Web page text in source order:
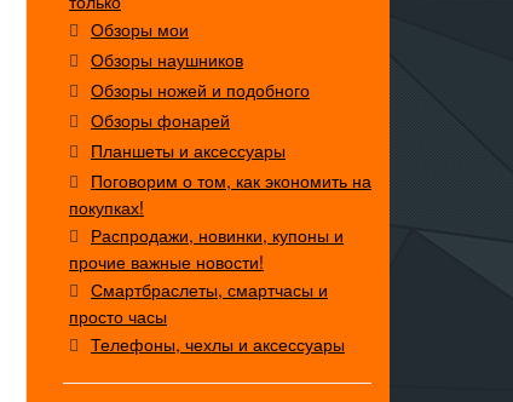
Обзоры мои
Обзоры наушников
Обзоры ножей и подобного
Обзоры фонарей
Планшеты и аксессуары
Поговорим о том, как экономить на
покупках!
Распродажи, новинки, купоны и
прочие важные новости!
Смартбраслеты, смартчасы и
просто часы
Телефоны, чехлы и аксессуары